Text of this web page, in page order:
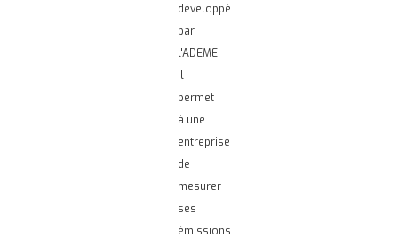
développé
par
l'ADEME.
Il
permet
à une
entreprise
de
mesurer
ses
émissions